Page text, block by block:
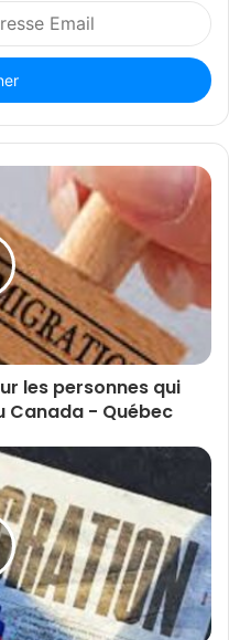
les personnes qui
Canada - Québec